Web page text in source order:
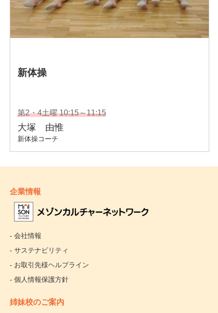
企業情報
- 会社情報
- サステナビリティ
- お取引先様ヘルプライン
- 個人情報保護方針
姉妹校のご案内